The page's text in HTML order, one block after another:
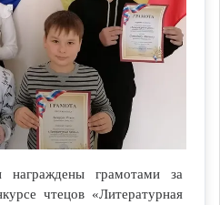
грамотами за
чтецов «Литературная